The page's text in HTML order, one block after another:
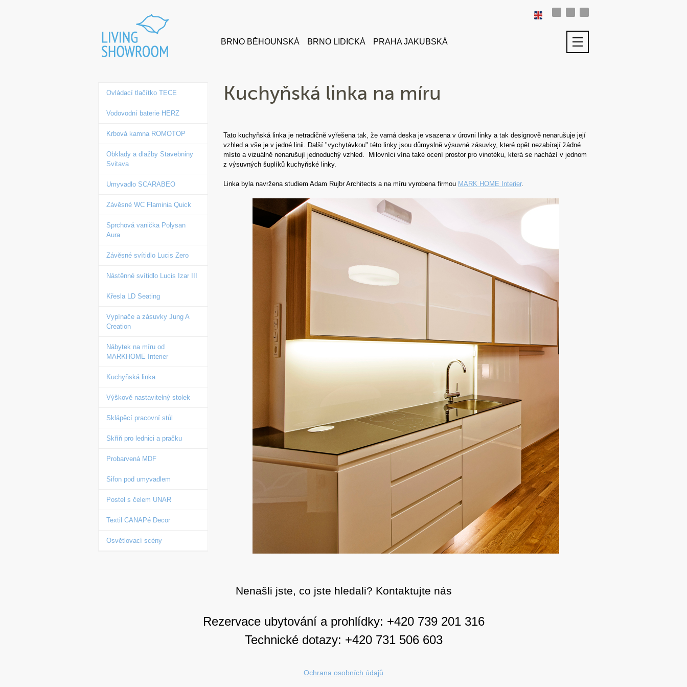
BRNO BĚHOUNSKÁ BRNO LIDICKÁ PRAHA JAKUBSKÁ
Ovládací tlačítko TECE
Vodovodní baterie HERZ
Krbová kamna ROMOTOP
Obklady a dlažby Stavebniny
Svitava
Umyvadlo SCARABEO
Závěsné WC Flaminia Quick
Sprchová vanička Polysan
Aura
Závěsné svítidlo Lucis Zero
Nástěnné svítidlo Lucis Izar III
Křesla LD Seating
Vypínače a zásuvky Jung A
Creation
Nábytek na míru od
MARKHOME Interier
Kuchyňská linka
Výškově nastavitelný stolek
Sklápěcí pracovní stůl
Skříň pro lednici a pračku
Probarvená MDF
Sifon pod umyvadlem
Postel s čelem UNAR
Textil CANAPé Decor
Osvětlovací scény
Kuchyňská linka na míru
Tato kuchyňská linka je netradičně vyřešena tak, že varná deska je vsazena v úrovni linky a tak designově nenarušuje její
vzhled a vše je v jedné linii. Další "vychytávkou" této linky jsou důmyslně výsuvné zásuvky, které opět nezabírají žádné
místo a vizuálně nenarušují jednoduchý vzhled. Milovníci vína také ocení prostor pro vinotéku, která se nachází v jednom
z výsuvných šuplíků kuchyňské linky.
Linka byla navržena studiem Adam Rujbr Architects a na míru vyrobena firmou MARK HOME Interier.
Nenašli jste, co jste hledali? Kontaktujte nás
Rezervace ubytování a prohlídky: +420 739 201 316
Technické dotazy: +420 731 506 603
Ochrana osobních údajů